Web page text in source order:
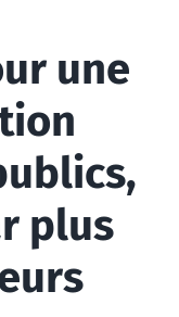
une
plus